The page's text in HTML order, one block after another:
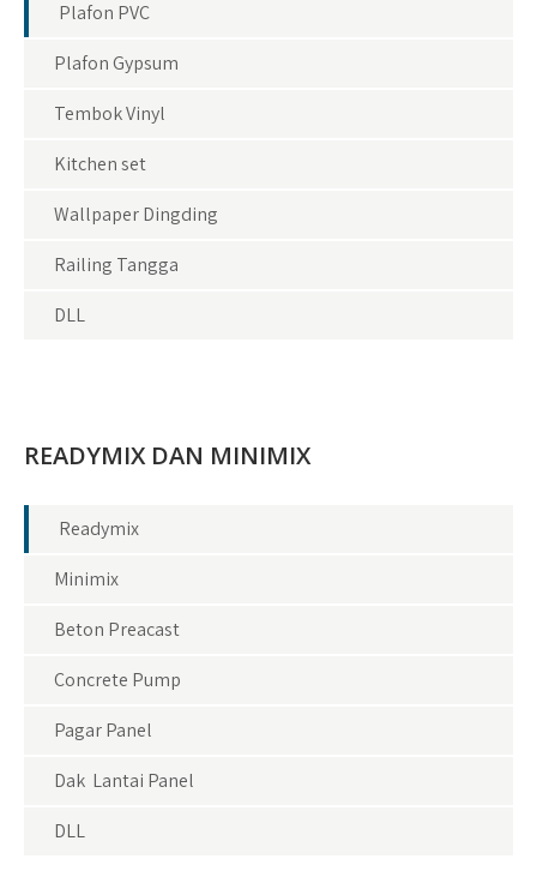
Plafon PVC
Plafon Gypsum
Tembok Vinyl
Kitchen set
Wallpaper Dingding
Railing Tangga
DLL
READYMIX DAN MINIMIX
Readymix
Minimix
Beton Preacast
Concrete Pump
Pagar Panel
Dak Lantai Panel
DLL